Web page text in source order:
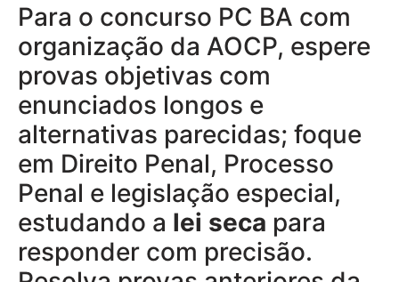
Para o concurso PC BA com
organização da AOCP, espere
provas objetivas com
enunciados longos e
alternativas parecidas; foque
em Direito Penal, Processo
Penal e legislação especial,
estudando a lei seca para
responder com precisão.